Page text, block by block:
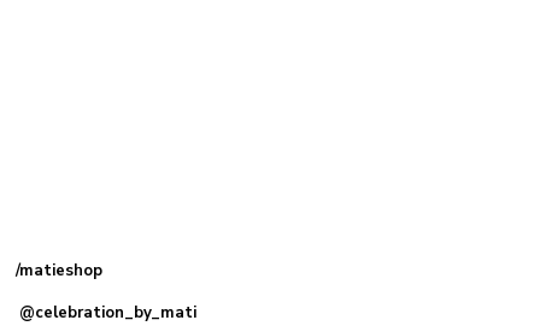
/matieshop
@celebration_by_mati